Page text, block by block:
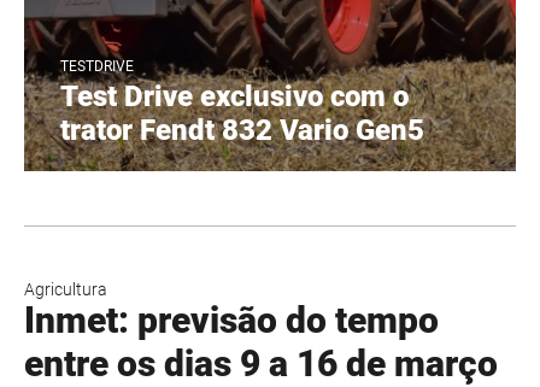
TESTDRIVE
Test Drive exclusivo com o
trator Fendt 832 Vario Gen5
Agricultura
Inmet: previsão do tempo
entre os dias 9 a 16 de março